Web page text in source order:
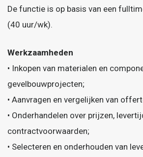
De functie is op basis van een
(40 uur/wk).
Werkzaamheden
• Inkopen van materialen en
gevelbouwprojecten;
• Aanvragen en vergelijken van
• Onderhandelen over prijzen,
contractvoorwaarden;
• Selecteren en onderhouden van